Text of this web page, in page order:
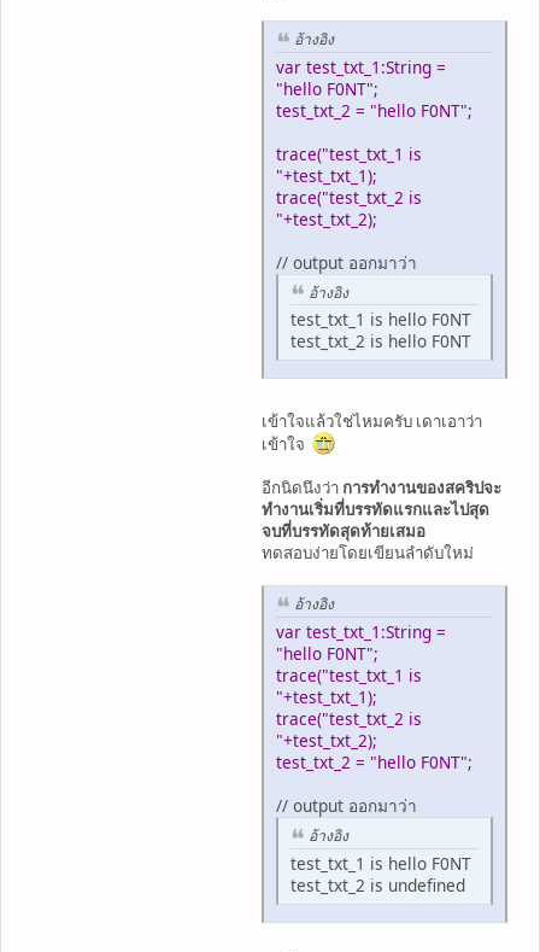
อ้างอิง
var test_txt_1:String =
"hello F0NT";
test_txt_2 = "hello F0NT";
trace("test_txt_1 is
"+test_txt_1);
trace("test_txt_2 is
"+test_txt_2);
// output ออกมาว่า
อ้างอิง
test_txt_1 is hello F0NT
test_txt_2 is hello F0NT
เข้าใจแล้วใช่ไหมครับ เดาเอาว่า
เข้าใจ
อีกนิดนึงว่า การทำงานของสคริปจะ
ทำงานเริ่มที่บรรทัดแรกและไปสุด
จบที่บรรทัดสุดท้ายเสมอ
ทดสอบง่ายโดยเขียนลำดับใหม่
อ้างอิง
var test_txt_1:String =
"hello F0NT";
trace("test_txt_1 is
"+test_txt_1);
trace("test_txt_2 is
"+test_txt_2);
test_txt_2 = "hello F0NT";
// output ออกมาว่า
อ้างอิง
test_txt_1 is hello F0NT
test_txt_2 is undefined